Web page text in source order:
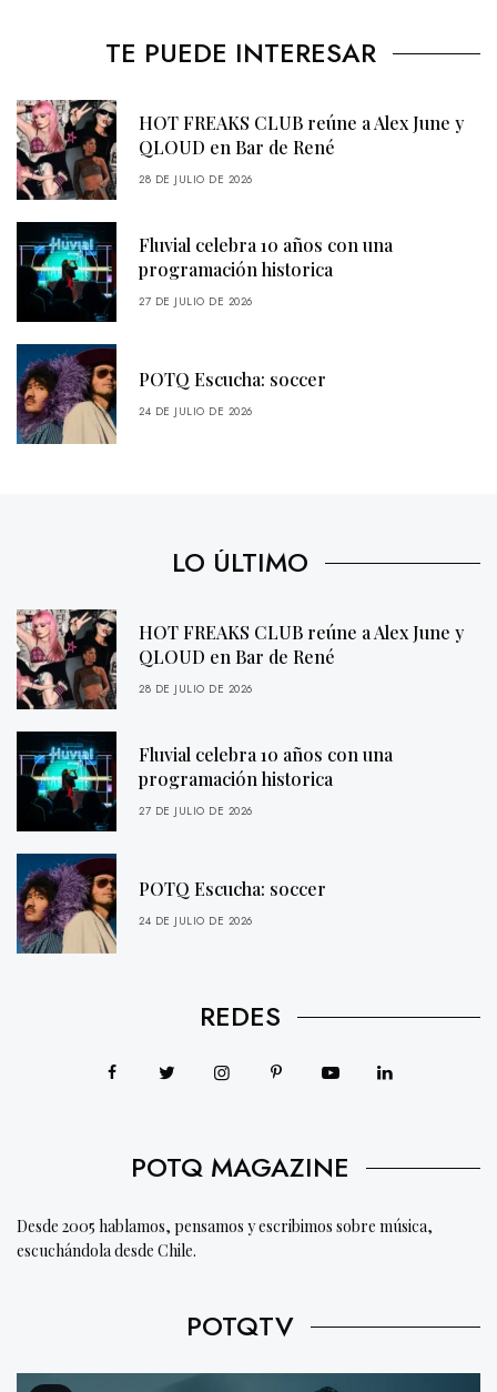
TE PUEDE INTERESAR
HOT FREAKS CLUB reúne a Alex June y
QLOUD en Bar de René
28 DE JULIO DE 2026
Fluvial celebra 10 años con una
programación historica
27 DE JULIO DE 2026
POTQ Escucha: soccer
24 DE JULIO DE 2026
LO ÚLTIMO
HOT FREAKS CLUB reúne a Alex June y
QLOUD en Bar de René
28 DE JULIO DE 2026
Fluvial celebra 10 años con una
programación historica
27 DE JULIO DE 2026
POTQ Escucha: soccer
24 DE JULIO DE 2026
REDES
POTQ MAGAZINE
Desde 2005 hablamos, pensamos y escribimos sobre música,
escuchándola desde Chile.
POTQTV